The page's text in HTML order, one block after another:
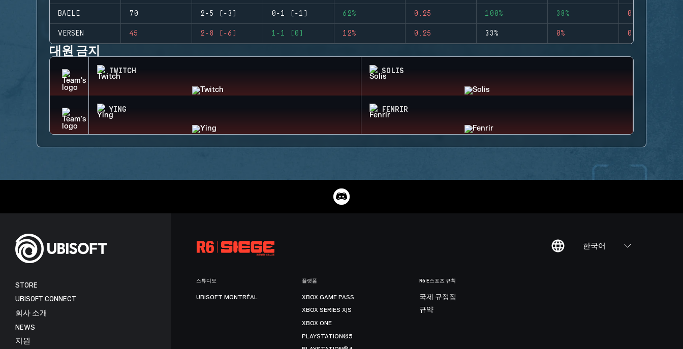
BAELE 70 2-5 (-3) 0-1 (-1) 62% 0.25 100% 38% 0
VERSEN 45 2-8 (-6) 1-1 (0) 12% 0.25 33% 0% 0
대원 금지
TWITCH SOLIS
YING FENRIR
한국어
STORE
UBISOFT CONNECT
회사 소개
NEWS
지원
스튜디오
UBISOFT MONTRÉAL
플랫폼
XBOX GAME PASS
XBOX SERIES X|S
XBOX ONE
PLAYSTATION®5
R6 E스포츠 규칙
국제 규정집
규약